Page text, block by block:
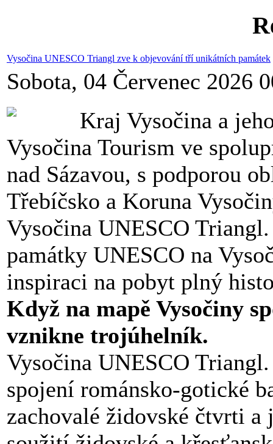
Vysočina UNESCO Triangl zve k objevování tří unikátních památek
Sobota, 04 Červenec 2026
Kraj Vysočina a
Vysočina Tourism ve
nad Sázavou, s podporou
Třebíčsko a Koruna
Vysočina UNESCO
památky UNESCO na
inspiraci na pobyt plný
Když na mapě Vysočiny
vznikne trojúhelník.
Vysočina UNESCO
spojení románsko-gotické
zachovalé židovské čtvrti a